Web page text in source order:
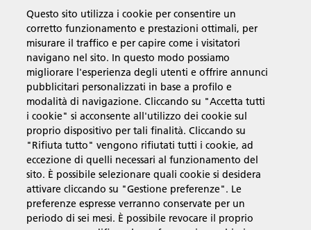
Soluzioni
Prodotti e servizi
Supporto
Link utili
Questo sito utilizza i cookie per consentire un
corretto funzionamento e prestazioni ottimali, per
misurare il traffico e per capire come i visitatori
navigano nel sito. In questo modo possiamo
migliorare l'esperienza degli utenti e offrire annunci
pubblicitari personalizzati in base a profilo e
modalità di navigazione. Cliccando su "Accetta tutti
i cookie" si acconsente all'utilizzo dei cookie sul
proprio dispositivo per tali finalità. Cliccando su
"Rifiuta tutto" vengono rifiutati tutti i cookie, ad
eccezione di quelli necessari al funzionamento del
sito. È possibile selezionare quali cookie si desidera
attivare cliccando su "Gestione preferenze". Le
preferenze espresse verranno conservate per un
periodo di sei mesi. È possibile revocare il proprio